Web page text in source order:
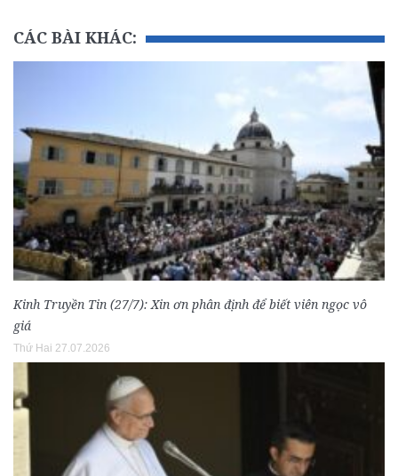
CÁC BÀI KHÁC:
Kinh Truyền Tin (27/7): Xin ơn phân định để biết viên ngọc vô
giá
Thứ Hai 27.07.2026